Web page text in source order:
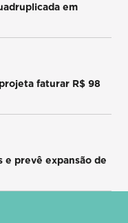
em
faturar R$ 98
e prevê expansão de